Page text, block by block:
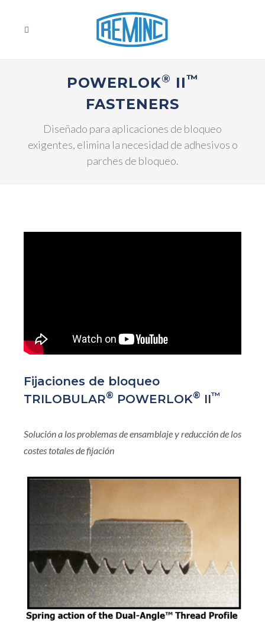
POWERLOK® II™
FASTENERS
Diseñado para aplicaciones de bloqueo
exigentes, elimina la necesidad de adhesivos o
parches de bloqueo.
Fijaciones de bloqueo
TRILOBULAR® POWERLOK® II™
Solución a los problemas de ensamblaje y reducción de los
costes totales de fijación